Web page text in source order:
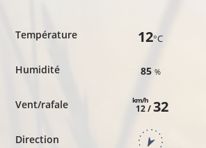
Température
Humidité
Vent/rafale
Direction
12°C
85 %
12 /
km/h 32